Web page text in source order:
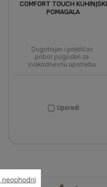
COMFORT TOUCH KUHINJSKI
POMAGALA
Dugotrajan i praktičan
pribor pogodan za
svakodnevnu upotrebu
Uporedi